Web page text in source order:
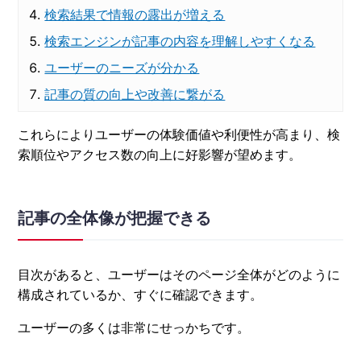
検索結果で情報の露出が増える
検索エンジンが記事の内容を理解しやすくなる
ユーザーのニーズが分かる
記事の質の向上や改善に繋がる
これらによりユーザーの体験価値や利便性が高まり、検
索順位やアクセス数の向上に好影響が望めます。
記事の全体像が把握できる
目次があると、ユーザーはそのページ全体がどのように
構成されているか、すぐに確認できます。
ユーザーの多くは非常にせっかちです。